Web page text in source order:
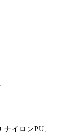
イロンPU、